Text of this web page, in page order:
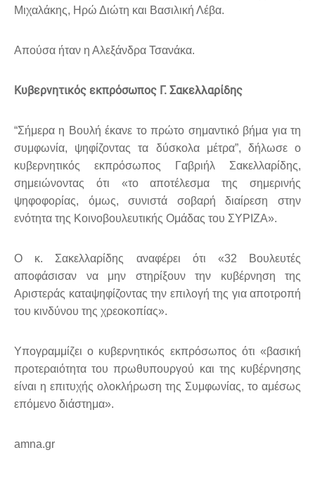
Μιχαλάκης, Ηρώ Διώτη και Βασιλική Λέβα.
Απούσα ήταν η Αλεξάνδρα Τσανάκα.
Κυβερνητικός εκπρόσωπος Γ. Σακελλαρίδης
“Σήμερα η Βουλή έκανε το πρώτο σημαντικό βήμα για τη
συμφωνία, ψηφίζοντας τα δύσκολα μέτρα”, δήλωσε ο
κυβερνητικός εκπρόσωπος Γαβριήλ Σακελλαρίδης,
σημειώνοντας ότι «το αποτέλεσμα της σημερινής
ψηφοφορίας, όμως, συνιστά σοβαρή διαίρεση στην
ενότητα της Κοινοβουλευτικής Ομάδας του ΣΥΡΙΖΑ».
Ο κ. Σακελλαρίδης αναφέρει ότι «32 Βουλευτές
αποφάσισαν να μην στηρίξουν την κυβέρνηση της
Αριστεράς καταψηφίζοντας την επιλογή της για αποτροπή
του κινδύνου της χρεοκοπίας».
Υπογραμμίζει ο κυβερνητικός εκπρόσωπος ότι «βασική
προτεραιότητα του πρωθυπουργού και της κυβέρνησης
είναι η επιτυχής ολοκλήρωση της Συμφωνίας, το αμέσως
επόμενο διάστημα».
amna.gr